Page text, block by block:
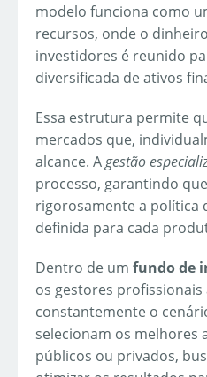
modelo funciona como
recursos, onde o
investidores é reunido
diversificada de ativos
Essa estrutura permite
mercados que,
alcance. Agestão
processo, garantindo
rigorosamente a política
definida para cada
Dentro de um fundo de
os gestores profissionais
constantemente o
selecionam os melhores
públicos ou privados,